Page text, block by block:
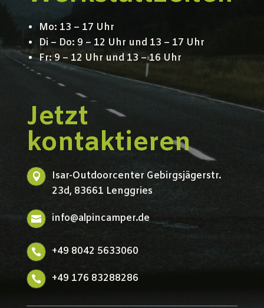
Mo: 13 – 17 Uhr
Di – Do: 9 – 12 Uhr und 13 – 17 Uhr
Fr: 9 – 12 Uhr und 13 – 16 Uhr
Jetzt
kontaktieren

Isar-Outdoorcenter Gebirgsjägerstr.
23d, 83661 Lenggries
 info@alpincamper.de
 +49 8042 5633060
 +49 176 83288286